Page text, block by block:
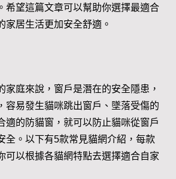
希望這篇文章可以幫助你選擇最適合
家居生活更加安全舒適。
家庭來說，窗戶是潛在的安全隱患，
容易發生貓咪跳出窗戶、墜落受傷的
適的防貓窗，就可以防止貓咪從窗戶
全。以下有5款常見貓網介紹，每款
可以根據各貓網特點去選擇適合自家